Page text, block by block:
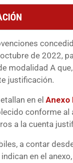
de 2022,
modalidad A
justificación.
en el Anexo
conforme
a la cuenta
a contar
en el